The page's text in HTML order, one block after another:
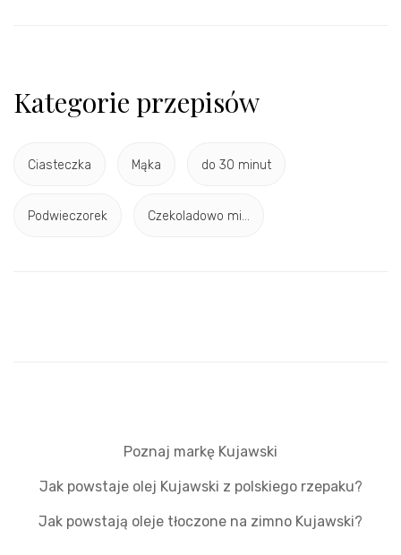
Kategorie przepisów
Ciasteczka Mąka do 30 minut
Podwieczorek Czekoladowo mi...
Poznaj markę Kujawski
Jak powstaje olej Kujawski z polskiego rzepaku?
Jak powstają oleje tłoczone na zimno Kujawski?